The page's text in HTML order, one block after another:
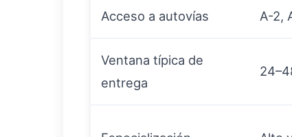
Acceso a autovías A-2,
Ventana típica de
entrega